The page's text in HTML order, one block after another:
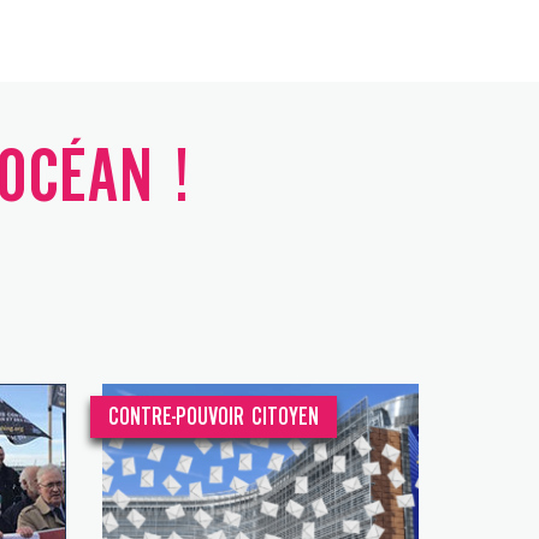
!
CONTRE-POUVOIR CITOYEN